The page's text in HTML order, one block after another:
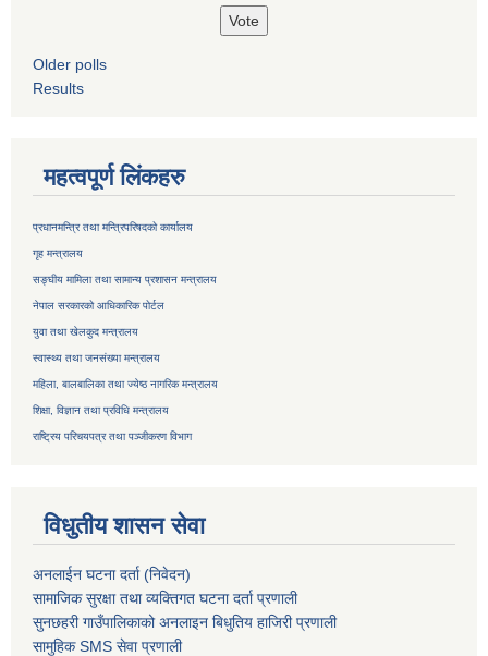
Older polls
Results
महत्वपूर्ण लिंकहरु
प्रधानमन्त्रि तथा मन्त्रिपरिषदको कार्यालय
गृह मन्त्रालय
सङ्घीय मामिला तथा सामान्य प्रशासन मन्त्रालय
नेपाल सरकारको आधिकारिक पोर्टल
युवा तथा खेलकुद मन्त्रालय
स्वास्थ्य तथा जनसंख्या मन्त्रालय
महिला, बालबालिका तथा ज्येष्ठ नागरिक मन्त्रालय
शिक्षा, विज्ञान तथा प्रविधि मन्त्रालय
राष्ट्रिय परिचयपत्र तथापञ्जीकरण विभाग
विधुतीय शासन सेवा
अनलाईन घटना दर्ता (निवेदन)
सामाजिक सुरक्षा तथा व्यक्तिगत घटना दर्ताप्रणाली
सुनछहरी गाउँपालिकाको अनलाइन बिधुतिय हाजिरी प्रणाली
सामुहिकSMS सेवाप्रणाली